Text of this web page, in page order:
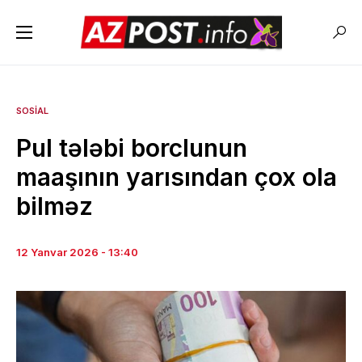
SOSIAL
Pul tələbi borclunun
maaşının yarısından çox ola
bilməz
12 Yanvar 2026 - 13:40